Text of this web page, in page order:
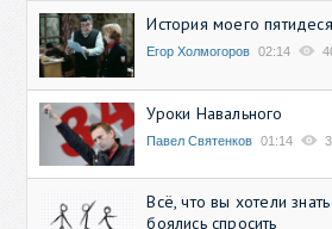
История моего
Егор Холмогоров 02:14
Уроки Навального
Павел Святенков 01:14
Всё, что вы хотели
боялись спросить